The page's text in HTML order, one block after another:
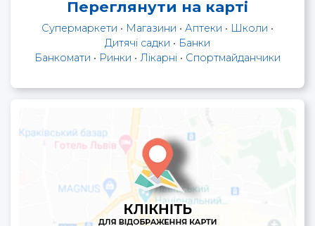
Переглянути на карті
Супермаркети • Магазини • Аптеки • Школи •
Дитячі садки • Банки
Банкомати • Ринки • Лікарні • Спортмайданчики